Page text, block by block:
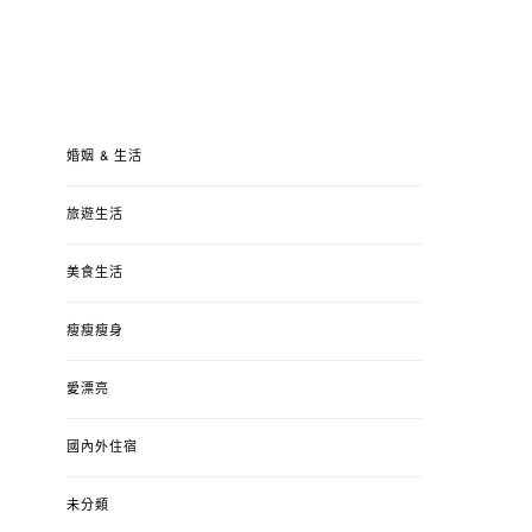
婚姻 & 生活
旅遊生活
美食生活
瘦瘦瘦身
愛漂亮
國內外住宿
未分類